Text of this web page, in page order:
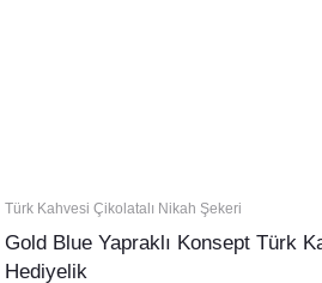
Türk Kahvesi Çikolatalı Nikah Şekeri
Gold Blue Yapraklı Konsept Türk
Hediyelik